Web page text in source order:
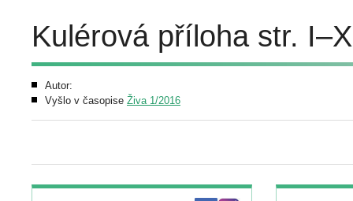
Kulérová příloha str.
Autor:
Vyšlo v časopise Živa 1/2016